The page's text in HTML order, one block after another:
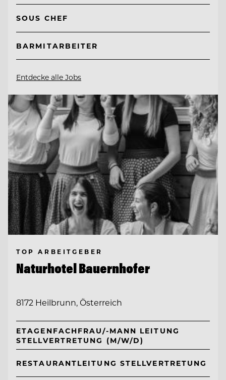
SOUS CHEF
BARMITARBEITER
Entdecke alle Jobs
TOP ARBEITGEBER
Naturhotel Bauernhofer
8172 Heilbrunn, Österreich
ETAGENFACHFRAU/-MANN LEITUNG
STELLVERTRETUNG (M/W/D)
RESTAURANTLEITUNG STELLVERTRETUNG